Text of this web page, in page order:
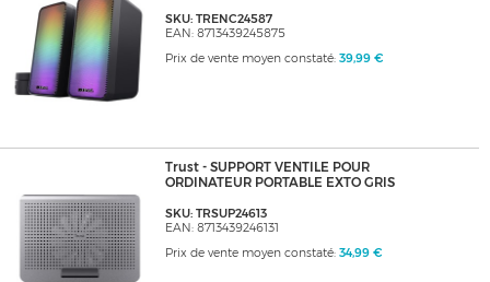
SKU: TRENC24587
EAN: 8713439245875
Prix de vente moyen constaté: 39,99 €
Trust - SUPPORT VENTILE POUR
ORDINATEUR PORTABLE EXTO GRIS
SKU: TRSUP24613
EAN: 8713439246131
Prix de vente moyen constaté: 34,99 €